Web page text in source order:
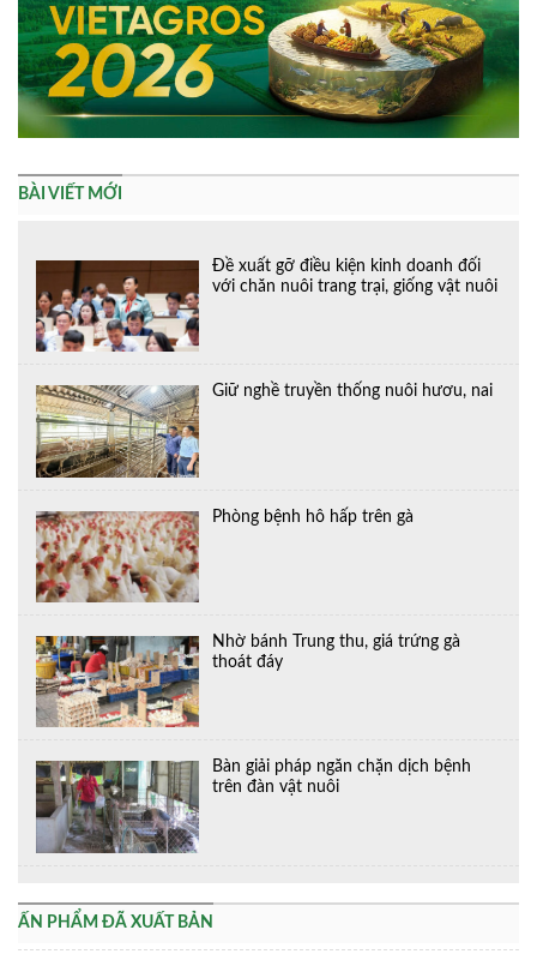
BÀI VIẾT MỚI
Đề xuất gỡ điều kiện kinh doanh đối
với chăn nuôi trang trại, giống vật nuôi
Giữ nghề truyền thống nuôi hươu, nai
Phòng bệnh hô hấp trên gà
Nhờ bánh Trung thu, giá trứng gà
thoát đáy
Bàn giải pháp ngăn chặn dịch bệnh
trên đàn vật nuôi
ẤN PHẨM ĐÃ XUẤT BẢN